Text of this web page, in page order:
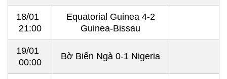
18/01
21:00
Equatorial Guinea 4-2
Guinea-Bissau
19/01
00:00
Bờ Biển Ngà 0-1 Nigeria